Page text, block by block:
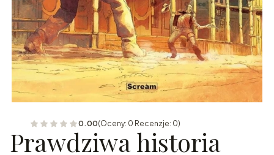
0.00(Oceny: 0 Recenzje: 0)
Prawdziwa historia